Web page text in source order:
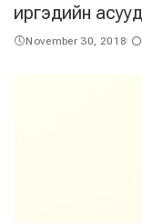
иргэдийн
November 30, 2018